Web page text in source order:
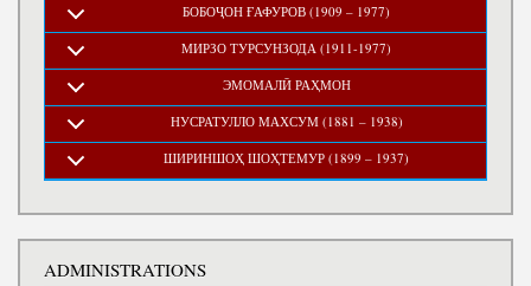
БОБОҶОН ҒАФУРОВ (1909 – 1977)
МИРЗО ТУРСУНЗОДА (1911-1977)
ЭМОМАЛӢ РАҲМОН
НУСРАТУЛЛО МАХСУМ (1881 – 1938)
ШИРИНШОҲ ШОҲТЕМУР (1899 – 1937)
ADMINISTRATIONS